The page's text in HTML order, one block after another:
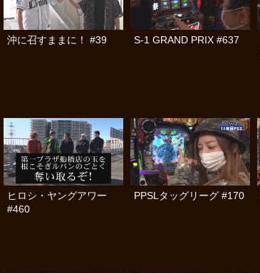
沖に召すままに！ #39 S-1 GRAND PRIX #637
ヒロシ・ヤングアワー
#460
PPSLタッグリーグ #170